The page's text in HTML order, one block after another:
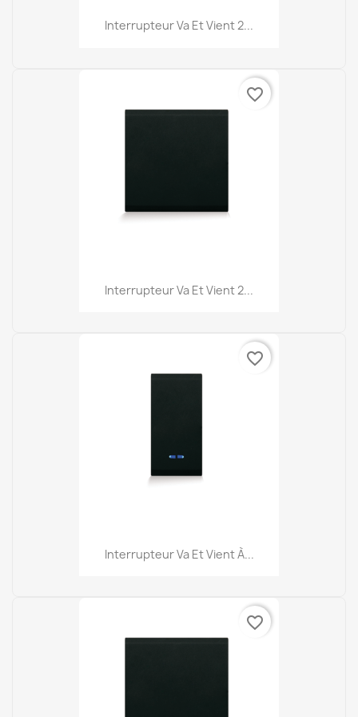
Interrupteur Va Et Vient 2...
Interrupteur Va Et Vient 2...
favorite_border
Interrupteur Va Et Vient À...
favorite_border
favorite_border